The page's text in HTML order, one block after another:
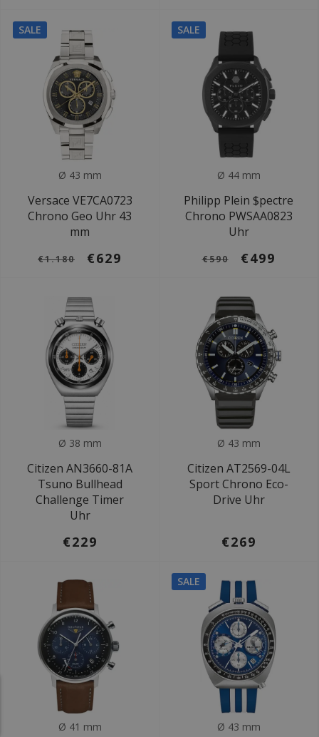
SALE
Ø 43 mm
Versace VE7CA0723
Chrono Geo Uhr 43
mm
€1.180 €629
SALE
Ø 44 mm
Philipp Plein $pectre
Chrono PWSAA0823
Uhr
€590 €499
Ø 38 mm
Citizen AN3660-81A
Tsuno Bullhead
Challenge Timer
Uhr
€229
Ø 43 mm
Citizen AT2569-04L
Sport Chrono Eco-
Drive Uhr
€269
Ø 41 mm
SALE
Ø 43 mm